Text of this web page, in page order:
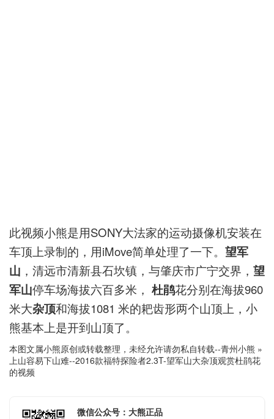
此视频小熊是用SONY大法家的运动摄像机安装在
车顶上录制的，用iMove简单处理了一下。 望军
山 ，清远市清新县石坎镇，与肇庆市广宁交界， 望
军山停车场海拔六百多米， 杜鹃花分别在海拔960
米大杂顶和海拔1081 米的耙齿形两个山顶上，小
熊基本上是开到山顶了。
本图文属小熊原创或转载整理，未经允许请勿私自转载--青州小熊 »
上山容易下山难--2016款福特探险者2.3T-望军山大杂顶观赏杜鹃花
的视频
微信公众号：大熊正品